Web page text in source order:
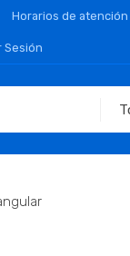
Horarios de
Sesión